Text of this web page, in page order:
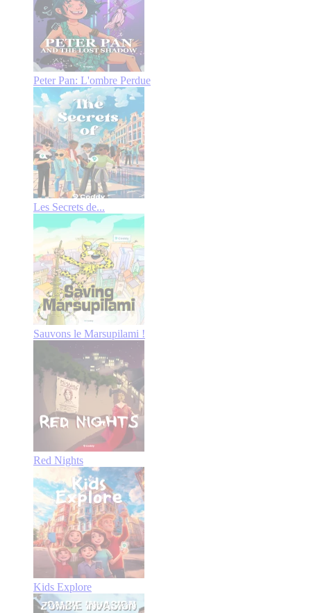
Peter Pan: L'ombre Perdue
Les Secrets de...
Sauvons le Marsupilami !
Red Nights
Kids Explore